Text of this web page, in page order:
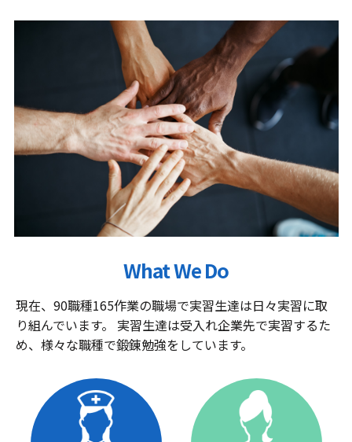
What We Do
現在、90職種165作業の職場で実習生達は日々実習に取
り組んでいます。 実習生達は受入れ企業先で実習するた
め、様々な職種で鍛錬勉強をしています。